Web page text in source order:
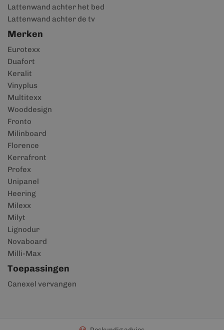
Lattenwand achter het bed
Lattenwand achter de tv
Merken
Eurotexx
Duafort
Keralit
Vinyplus
Multitexx
Wooddesign
Fronto
Milinboard
Florence
Kerrafront
Profex
Unipanel
Heering
Milexx
Milyt
Lignodur
Novaboard
Milli-Max
Toepassingen
Canexel vervangen